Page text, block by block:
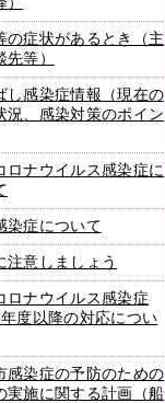
の症状があるとき（主
先等）
し感染症情報（現在の
況、感染対策のポイン
ロナウイルス感染症に
染症について
注意しましょう
ロナウイルス感染症
度以降の対応につい
感染症の予防のための
実施に関する計画（船